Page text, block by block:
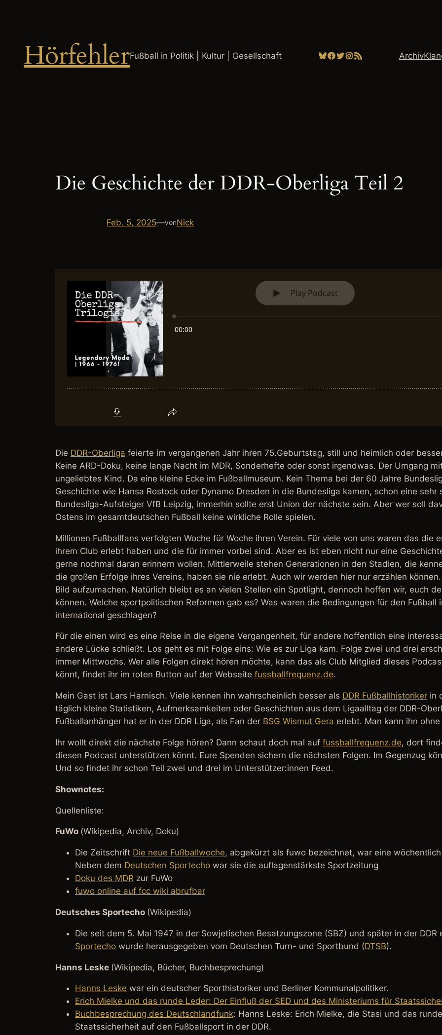
HörfehlerFußball in Politik | Kultur | Gesellschaft Bluesky
Facebook
Twitter
Instagram
RSS-Feed Archiv
Die Geschichte der DDR-Oberliga Teil 2
Feb. 5, 2025—vonNick
Die DDR-Oberliga feierte im vergangenen Jahr ihren 75.Geburtstag, still und heimlich oder
Keine ARD-Doku, keine lange Nacht im MDR, Sonderhefte oder sonst irgendwas. Der Umgang
ungeliebtes Kind. Da eine kleine Ecke im Fußballmuseum. Kein Thema bei der 60 Jahre
Geschichte wie Hansa Rostock oder Dynamo Dresden in die Bundesliga kamen, schon eine
Bundesliga-Aufsteiger VfB Leipzig, immerhin sollte erst Union der nächste sein. Aber wer soll
Ostens im gesamtdeutschen Fußball keine wirkliche Rolle spielen.
Millionen Fußballfans verfolgten Woche für Woche ihren Verein. Für viele von uns waren das die
ihrem Club erlebt haben und die für immer vorbei sind. Aber es ist eben nicht nur eine
gerne nochmal daran erinnern wollen. Mittlerweile stehen Generationen in den Stadien, die
die großen Erfolge ihres Vereins, haben sie nie erlebt. Auch wir werden hier nur erzählen
Bild aufzumachen. Natürlich bleibt es an vielen Stellen ein Spotlight, dennoch hoffen wir, euch
können. Welche sportpolitischen Reformen gab es? Was waren die Bedingungen für den Fußball
international geschlagen?
Für die einen wird es eine Reise in die eigene Vergangenheit, für andere hoffentlich eine
andere Lücke schließt. Los geht es mit Folge eins: Wie es zur Liga kam. Folge zwei und drei
immer Mittwochs. Wer alle Folgen direkt hören möchte, kann das als Club Mitglied dieses
könnt, findet ihr im roten Button auf der Webseite fussballfrequenz.de.
Mein Gast ist Lars Harnisch. Viele kennen ihn wahrscheinlich besser als DDR Fußballhistoriker in
täglich kleine Statistiken, Aufmerksamkeiten oder Geschichten aus dem Ligaalltag der DDR-
Fußballanhänger hat er in der DDR Liga, als Fan der BSG Wismut Gera erlebt. Man kann ihn
Ihr wollt direkt die nächste Folge hören? Dann schaut doch mal auf fussballfrequenz.de, dort
diesen Podcast unterstützen könnt. Eure Spenden sichern die nächsten Folgen. Im Gegenzug
Und so findet ihr schon Teil zwei und drei im Unterstützer:innen Feed.
Shownotes:
Quellenliste:
FuWo (Wikipedia, Archiv, Doku)
Die Zeitschrift Die neue Fußballwoche, abgekürzt als fuwo bezeichnet, war eine
Neben dem Deutschen Sportecho war sie die auflagenstärkste Sportzeitung
Doku des MDR zur FuWo
fuwo online auf fcc wiki abrufbar
Deutsches Sportecho (Wikipedia)
Die seit dem 5. Mai 1947 in der Sowjetischen Besatzungszone (SBZ) und später in der DDR
Sportecho wurde herausgegeben vom Deutschen Turn- und Sportbund (DTSB).
Hanns Leske (Wikipedia, Bücher, Buchbesprechung)
Hanns Leske war ein deutscher Sporthistoriker und Berliner Kommunalpolitiker.
Erich Mielke und das runde Leder: Der Einfluß der SED und des Ministeriums für
Buchbesprechung des Deutschlandfunk: Hanns Leske: Erich Mielke, die Stasi und das
Staatssicherheit auf den Fußballsport in der DDR.